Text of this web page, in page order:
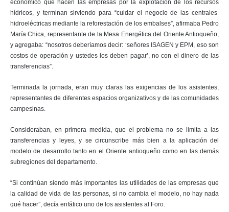
económico que hacen las empresas por la explotación de los recursos
hídricos, y terminan sirviendo para “cuidar el negocio de las centrales
hidroeléctricas mediante la reforestación de los embalses”, afirmaba Pedro
María Chica, representante de la Mesa Energética del Oriente Antioqueño,
y agregaba: “nosotros deberíamos decir: ‘señores ISAGEN y EPM, eso son
costos de operación y ustedes los deben pagar’, no con el dinero de las
transferencias”.
Terminada la jornada, eran muy claras las exigencias de los asistentes,
representantes de diferentes espacios organizativos y de las comunidades
campesinas.
Consideraban, en primera medida, que el problema no se limita a las
transferencias y leyes, y se circunscribe más bien a la aplicación del
modelo de desarrollo tanto en el Oriente antioqueño como en las demás
subregiones del departamento.
“Si continúan siendo más importantes las utilidades de las empresas que
la calidad de vida de las personas, si no cambia el modelo, no hay nada
qué hacer”, decía enfático uno de los asistentes al Foro.